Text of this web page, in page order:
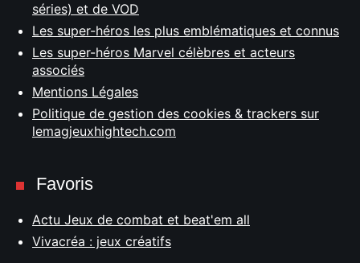
séries) et de VOD
Les super-héros les plus emblématiques et connus
Les super-héros Marvel célèbres et acteurs
associés
Mentions Légales
Politique de gestion des cookies & trackers sur
lemagjeuxhightech.com
Favoris
Actu Jeux de combat et beat'em all
Vivacréa : jeux créatifs